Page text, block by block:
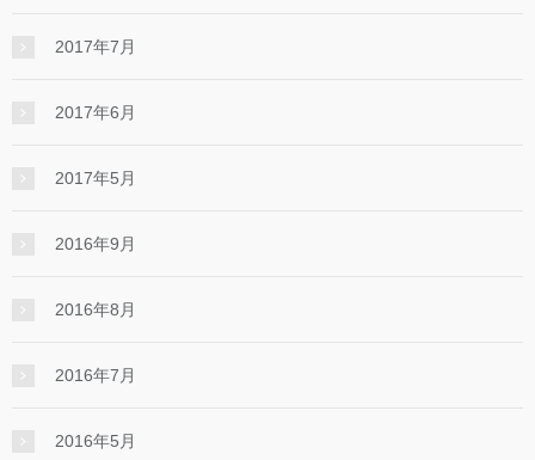
2017年7月
2017年6月
2017年5月
2016年9月
2016年8月
2016年7月
2016年5月